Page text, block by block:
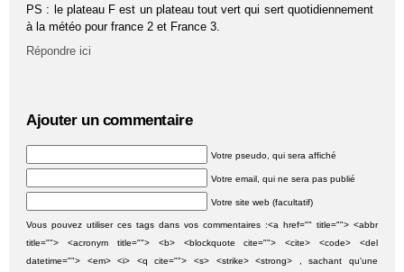
PS : le plateau F est un plateau tout vert qui sert quotidiennement
à la météo pour france 2 et France 3.
Répondre ici
Ajouter un commentaire
Votre pseudo, qui sera affiché
Votre email, qui ne sera pas publié
Votre site web (facultatif)
Vous pouvez utiliser ces tags dans vos commentaires :<a href="" title=""> <abbr
title=""> <acronym title=""> <b> <blockquote cite=""> <cite> <code> <del
datetime=""> <em> <i> <q cite=""> <s> <strike> <strong> , sachant qu'une